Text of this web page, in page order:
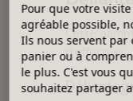
Cette
d’effectuer :
Pour que votre
agréable possible,
Ils nous servent par
panier ou à
le plus. C'est vous
souhaitez partager